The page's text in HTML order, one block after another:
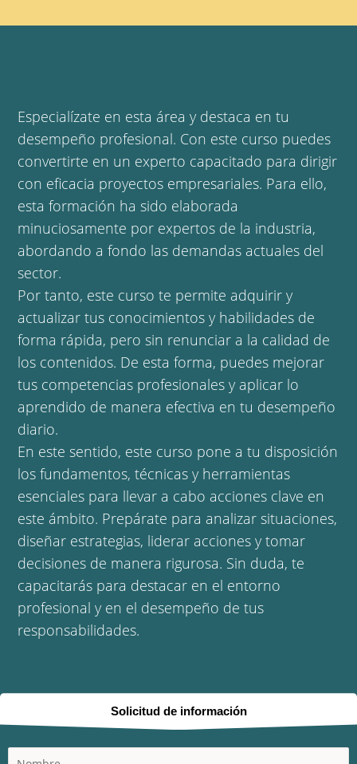
Especialízate en esta área y destaca en tu
desempeño profesional. Con este curso puedes
convertirte en un experto capacitado para dirigir
con eficacia proyectos empresariales. Para ello,
esta formación ha sido elaborada
minuciosamente por expertos de la industria,
abordando a fondo las demandas actuales del
sector.
Por tanto, este curso te permite adquirir y
actualizar tus conocimientos y habilidades de
forma rápida, pero sin renunciar a la calidad de
los contenidos. De esta forma, puedes mejorar
tus competencias profesionales y aplicar lo
aprendido de manera efectiva en tu desempeño
diario.
En este sentido, este curso pone a tu disposición
los fundamentos, técnicas y herramientas
esenciales para llevar a cabo acciones clave en
este ámbito. Prepárate para analizar situaciones,
diseñar estrategias, liderar acciones y tomar
decisiones de manera rigurosa. Sin duda, te
capacitarás para destacar en el entorno
profesional y en el desempeño de tus
responsabilidades.
Solicitud de información